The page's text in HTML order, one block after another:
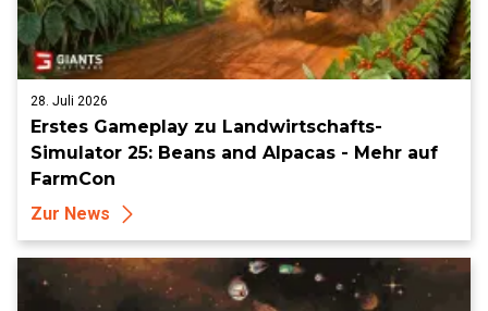
28. Juli 2026
Erstes Gameplay zu Landwirtschafts-
Simulator 25: Beans and Alpacas - Mehr auf
FarmCon
Zur News